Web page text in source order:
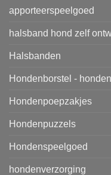
apporteerspeelgoed
halsband hond zelf
Halsbanden
Hondenborstel -
Hondenpoepzakjes
Hondenpuzzels
Hondenspeelgoed
hondenverzorging